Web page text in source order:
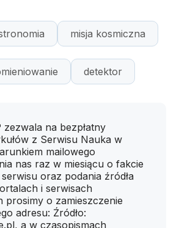
misja kosmiczna
detektor
zezwala na bezpłatny
z Serwisu Nauka w
mailowego
nas raz w miesiącu o fakcie
oraz podania źródła
i serwisach
prosimy o zamieszczenie
adresu: Źródło:
a w czasopismach